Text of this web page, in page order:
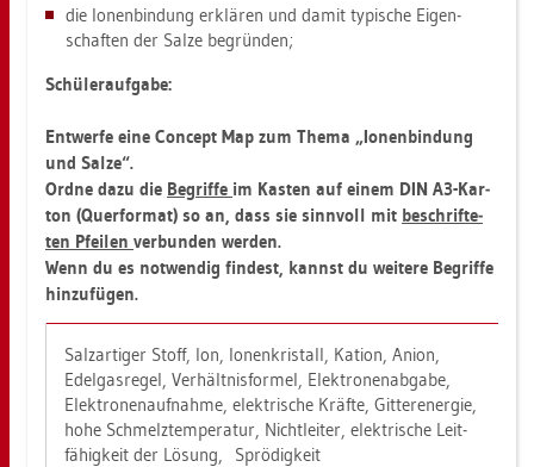
die Io­nen­bin­dung er­klä­ren und damit ty­pi­sche Ei­gen­
schaf­ten der Salze be­grün­den;
Schü­ler­auf­ga­be:
Ent­wer­fe eine Con­cept Map zum Thema „Io­nen­bin­dung
und Salze“.
Ordne dazu die Be­grif­fe im Kas­ten auf einem DIN A3-Kar­
ton (Quer­for­mat) so an, dass sie sinn­voll mit be­schrif­te­
ten Pfei­len ver­bun­den wer­den.
Wenn du es not­wen­dig fin­dest, kannst du wei­te­re Be­grif­fe
hin­zu­fü­gen.
Sal­z­ar­ti­ger Stoff, Ion, Io­nen­kris­tall, Kat­i­on, Anion,
Edel­gas­re­gel, Ver­hält­nis­for­mel, Elek­tro­nen­ab­ga­be,
Elek­tro­nen­auf­nah­me, elek­tri­sche Kräf­te, Git­te­r­ener­gie,
hohe Schmelz­tem­pe­ra­tur, Nicht­lei­ter, elek­tri­sche Leit­
fä­hig­keit der Lö­sung, Sprö­dig­keit